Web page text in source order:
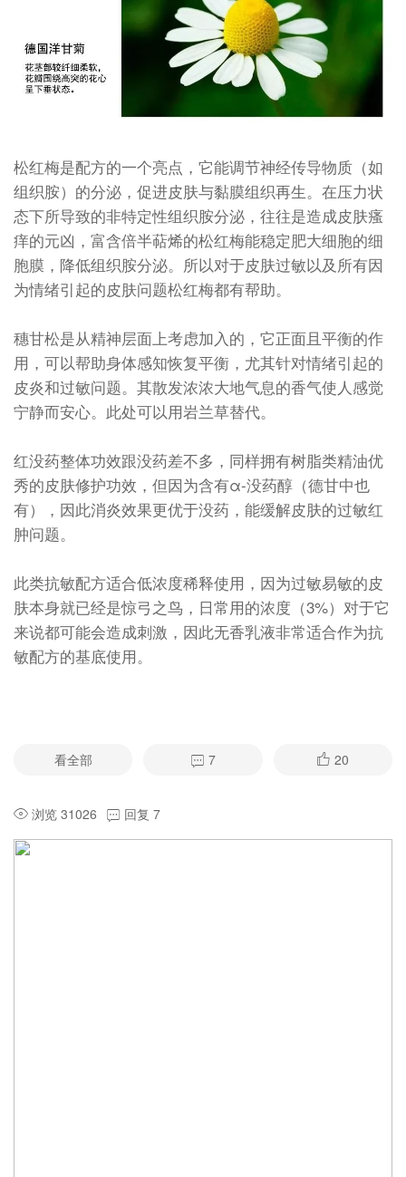
松红梅是配方的一个亮点，它能调节神经传导物质（如
组织胺）的分泌，促进皮肤与黏膜组织再生。在压力状
态下所导致的非特定性组织胺分泌，往往是造成皮肤瘙
痒的元凶，富含倍半萜烯的松红梅能稳定肥大细胞的细
胞膜，降低组织胺分泌。所以对于皮肤过敏以及所有因
为情绪引起的皮肤问题松红梅都有帮助。
穗甘松是从精神层面上考虑加入的，它正面且平衡的作
用，可以帮助身体感知恢复平衡，尤其针对情绪引起的
皮炎和过敏问题。其散发浓浓大地气息的香气使人感觉
宁静而安心。此处可以用岩兰草替代。
红没药整体功效跟没药差不多，同样拥有树脂类精油优
秀的皮肤修护功效，但因为含有α-没药醇（德甘中也
有），因此消炎效果更优于没药，能缓解皮肤的过敏红
肿问题。
此类抗敏配方适合低浓度稀释使用，因为过敏易敏的皮
肤本身就已经是惊弓之鸟，日常用的浓度（3%）对于它
来说都可能会造成刺激，因此无香乳液非常适合作为抗
敏配方的基底使用。
看全部 7 20
浏览 31026 回复 7